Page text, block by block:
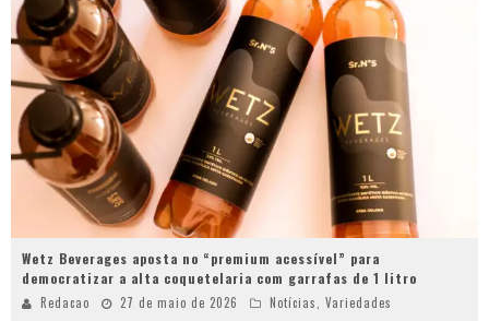
Wetz Beverages aposta no “premium acessível” para
democratizar a alta coquetelaria com garrafas de 1 litro
Redacao 27 de maio de 2026 Notícias Variedades